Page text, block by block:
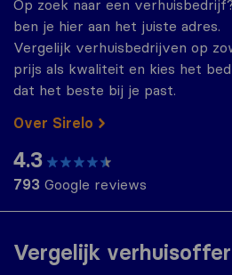
Vergelijk
Op zoek naar een
ben je hier aan het juiste adres.
Vergelijk verhuisbedrijven op
prijs als kwaliteit en kies het
dat het beste bij je past.
Over Sirelo
4.3
793 Google reviews